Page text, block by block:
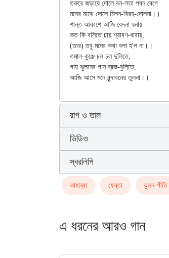
তরুরে জড়ায়ে দোলে বন-লতা পবন বেগে
মনের মাঝে দোলে মিলন-বিরহ-দোলনা।।
শান্ত আকাশে আজি বেদনা ঘনায়
কত কি বলিতে চায় শ্রাবণ-ধারায়,
(তার) তবু মনের কথা বলা হ'ল না।।
তমাল-কুঞ্জে চল চল দুলিতে,
গাহ ঝুলনের গান ব্রজ-বুলিতে,
রাগ ও তাল
ভিডিও
স্বরলিপি
কাহার্‌বা ফের্‌তা ঝুলন-গীতি
এ ধরনের আরও গান